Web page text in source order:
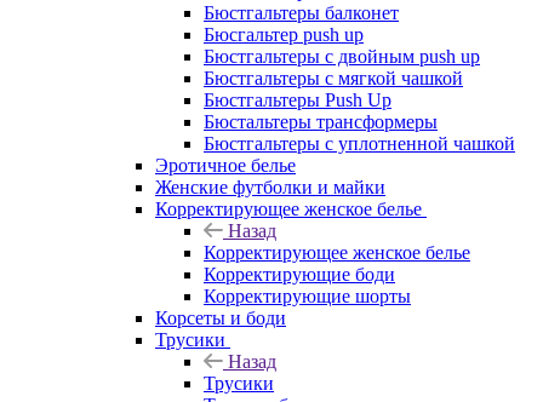
Бюстгальтеры балконет
Бюсгальтер push up
Бюстгальтеры с двойным push up
Бюстгальтеры с мягкой чашкой
Бюстгальтеры Push Up
Бюстальтеры трансформеры
Бюстгальтеры с уплотненной чашкой
Эротичное белье
Женские футболки и майки
Корректирующее женское белье
Назад
Корректирующее женское белье
Корректирующие боди
Корректирующие шорты
Корсеты и боди
Трусики
Назад
Трусики